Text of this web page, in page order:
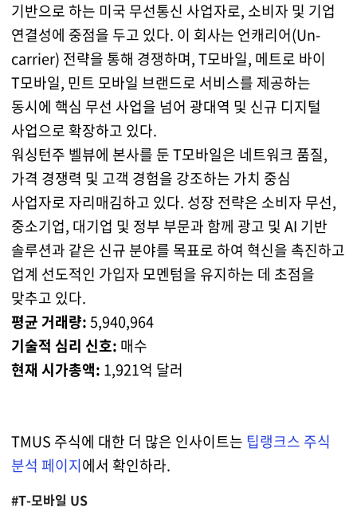
기반으로 하는 미국 무선통신 사업자로, 소비자 및 기업
연결성에 중점을 두고 있다. 이 회사는 언캐리어(Un-
carrier) 전략을 통해 경쟁하며, T모바일, 메트로 바이
T모바일, 민트 모바일 브랜드로 서비스를 제공하는
동시에 핵심 무선 사업을 넘어 광대역 및 신규 디지털
사업으로 확장하고 있다.
워싱턴주 벨뷰에 본사를 둔 T모바일은 네트워크 품질,
가격 경쟁력 및 고객 경험을 강조하는 가치 중심
사업자로 자리매김하고 있다. 성장 전략은 소비자 무선,
중소기업, 대기업 및 정부 부문과 함께 광고 및 AI 기반
솔루션과 같은 신규 분야를 목표로 하여 혁신을 촉진하고
업계 선도적인 가입자 모멘텀을 유지하는 데 초점을
맞추고 있다.
평균 거래량:5,940,964
기술적 심리 신호: 매수
현재 시가총액: 1,921억 달러
TMUS 주식에 대한 더 많은 인사이트는 팁랭크스 주식
분석 페이지에서 확인하라.
#T-모바일 US